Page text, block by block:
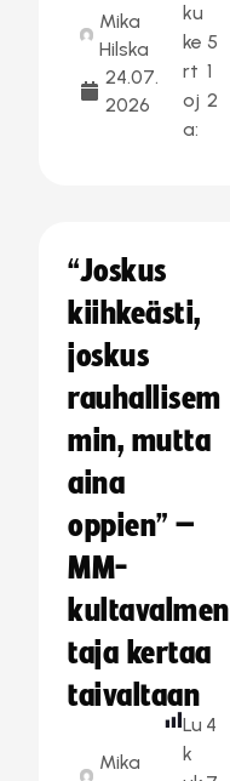
Mika
Hilska
24.07.
2026
ku
ke
rt
oj
a:
5
1
2
“Joskus
kiihkeästi,
joskus
rauhallisem
min, mutta
aina
oppien” –
MM-
kultavalmen
taja kertaa
taivaltaan
Mika
Lu
k
4